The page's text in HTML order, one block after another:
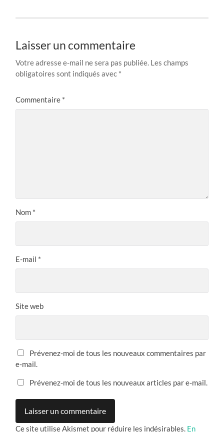
Laisser un commentaire
Votre adresse e-mail ne sera pas publiée. Les champs
obligatoires sont indiqués avec *
Commentaire *
Nom *
E-mail *
Site web
Prévenez-moi de tous les nouveaux commentaires par
e-mail.
Prévenez-moi de tous les nouveaux articles par e-mail.
Ce site utilise Akismet pour réduire les indésirables. En